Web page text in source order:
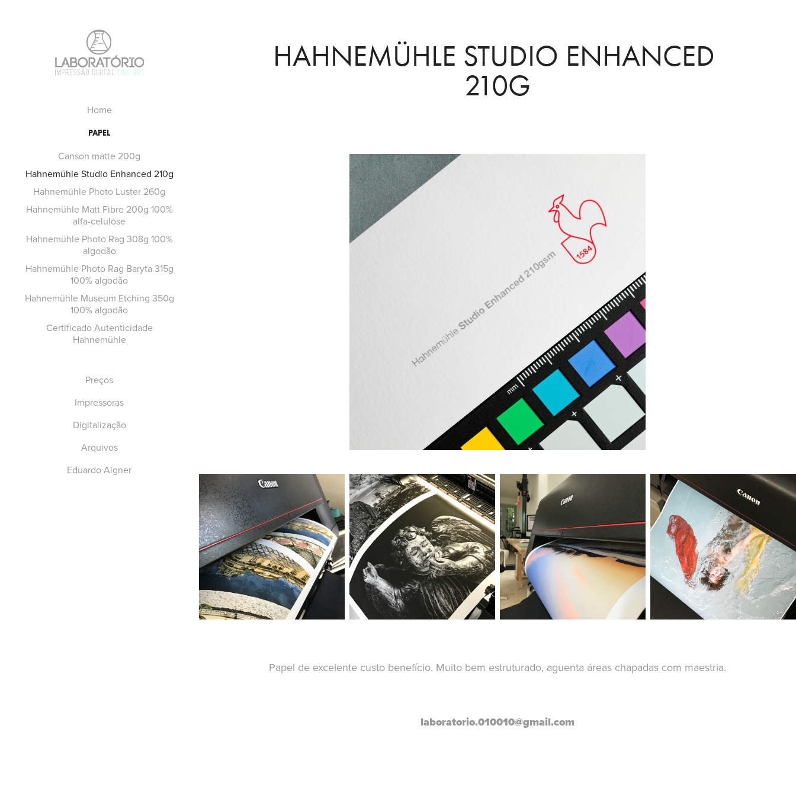
Home
PAPEL
Canson matte 200g
Hahnemühle Studio Enhanced 210g
Hahnemühle Photo Luster 260g
Hahnemühle Matt Fibre 200g 100%
alfa-celulose
Hahnemühle Photo Rag 308g 100%
algodão
Hahnemühle Photo Rag Baryta 315g
100% algodão
Hahnemühle Museum Etching 350g
100% algodão
Certificado Autenticidade
Hahnemühle
Preços
Impressoras
Digitalização
Arquivos
Eduardo Aigner
HAHNEMÜHLE STUDIO ENHANCED
210G
Papel de excelente custo benefício. Muito bem estruturado, aguenta áreas chapadas com maestria.
laboratorio.010010@gmail.com